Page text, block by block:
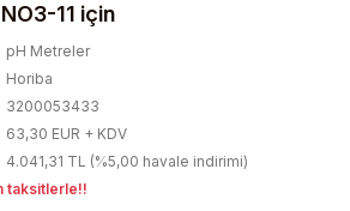
11 için
pH Metreler
Horiba
3200053433
63,30 EUR + KDV
4.041,31 TL (%5,00 havale indirimi)
taksitlerle!!